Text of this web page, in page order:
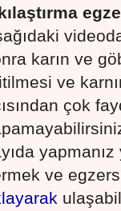
karın ve
ve
çok
ve